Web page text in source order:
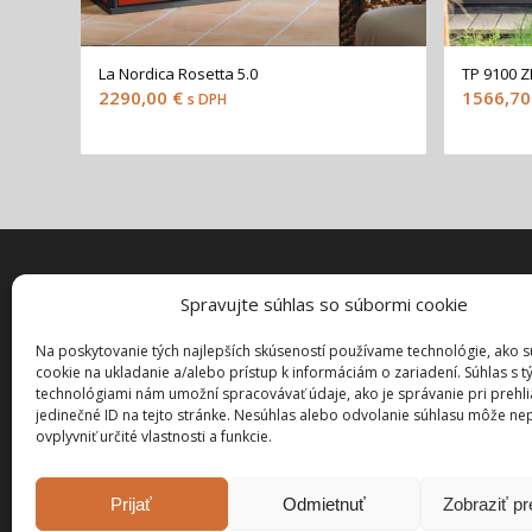
Spravujte súhlas so súbormi cookie
Na poskytovanie tých najlepších skúseností používame technológie, ako
cookie na ukladanie a/alebo prístup k informáciám o zariadení. Súhlas s
technológiami nám umožní spracovávať údaje, ako je správanie pri
jedinečné ID na tejto stránke. Nesúhlas alebo odvolanie súhlasu môže
ovplyvniť určité vlastnosti a funkcie.
Prijať Odmietnuť Zobraziť
La Nordica Rosetta 5.0
2290,00 € s DPH
TP 9100
1566,70
Môj účet
Pokladňa
Košík